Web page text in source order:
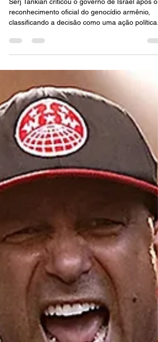
vantagens políticas"
Serj Tankian criticou o governo de Israel após o